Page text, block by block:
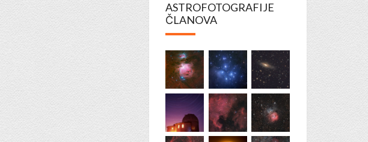
ASTROFOTOGRAFIJE
ČLANOVA